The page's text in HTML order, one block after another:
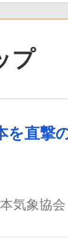
プ
を直撃
気象協会